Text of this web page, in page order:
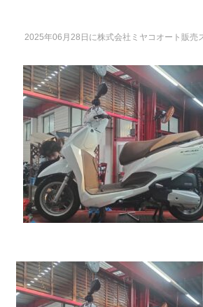
2025年06月28日に株式会社ミヤコオート販売